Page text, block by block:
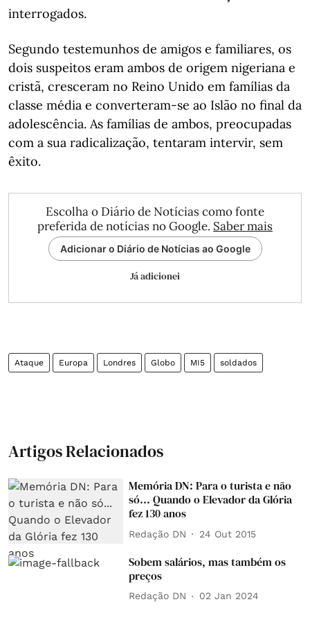
interrogados.
Segundo testemunhos de amigos e familiares, os
dois suspeitos eram ambos de origem nigeriana e
cristã, cresceram no Reino Unido em famílias da
classe média e converteram-se ao Islão no final da
adolescência. As famílias de ambos, preocupadas
com a sua radicalização, tentaram intervir, sem
êxito.
Escolha o Diário de Notícias como fonte
preferida de notícias no Google. Saber mais
Adicionar o Diário de Notícias ao Google
Já adicionei
Ataque Europa Londres Globo MI5 soldados
Artigos Relacionados
Memória DN: Para o turista e não
só... Quando o Elevador da Glória
fez 130 anos
Redação DN 24 Out 2015
Sobem salários, mas também os
preços
Redação DN 02 Jan 2024